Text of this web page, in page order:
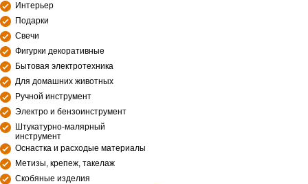
Интерьер
Подарки
Свечи
Фигурки декоративные
Бытовая электротехника
Для домашних животных
Ручной инструмент
Электро и бензоинструмент
Штукатурно-малярный
инструмент
Оснастка и расходые материалы
Метизы, крепеж, такелаж
Скобяные изделия